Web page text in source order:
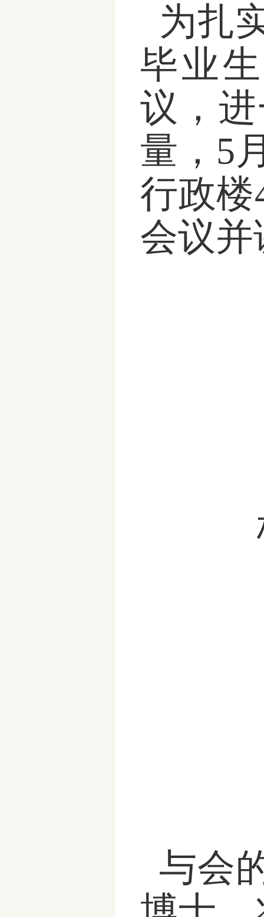
为扎
毕业
议，
量，5
行政
会议
与会